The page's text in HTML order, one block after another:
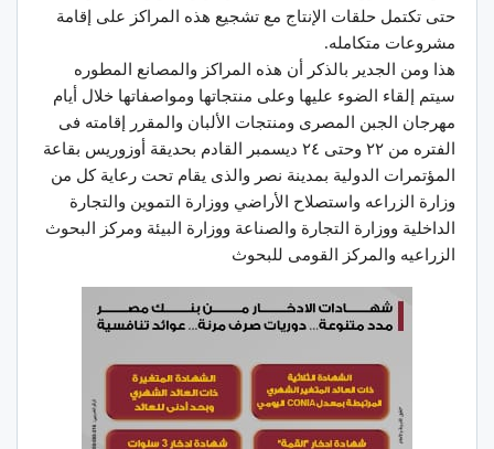
حتى تكتمل حلقات الإنتاج مع تشجيع هذه المراكز على إقامة
مشروعات متكامله.
هذا ومن الجدير بالذكر أن هذه المراكز والمصانع المطوره
سيتم إلقاء الضوء عليها وعلى منتجاتها ومواصفاتها خلال أيام
مهرجان الجبن المصرى ومنتجات الألبان والمقرر إقامته فى
الفتره من ٢٢ وحتى ٢٤ ديسمبر القادم بحديقة أوزوريس بقاعة
المؤتمرات الدولية بمدينة نصر والذى يقام تحت رعاية كل من
وزارة الزراعه واستصلاح الأراضي ووزارة التموين والتجارة
الداخلية ووزارة التجارة والصناعة ووزارة البيئة ومركز البحوث
الزراعيه والمركز القومى للبحوث